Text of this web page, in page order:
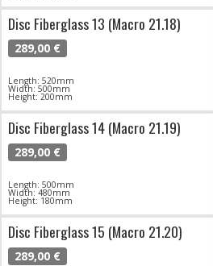
Disc Fiberglass 13 (Macro 21.18)
289,00 €
Length: 520mm
Width: 500mm
Height: 200mm
Disc Fiberglass 14 (Macro 21.19)
289,00 €
Length: 500mm
Width: 480mm
Height: 180mm
Disc Fiberglass 15 (Macro 21.20)
289,00 €